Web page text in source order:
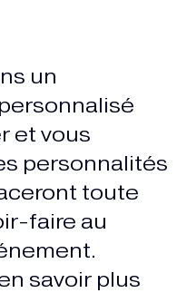
un
et vous
personnalités
toute
faire au
savoir plus